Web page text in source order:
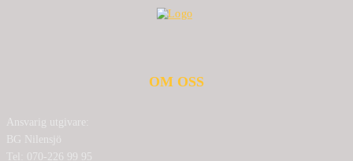
OM OSS
Ansvarig utgivare:
BG Nilensjö
Tel: 070-226 99 95